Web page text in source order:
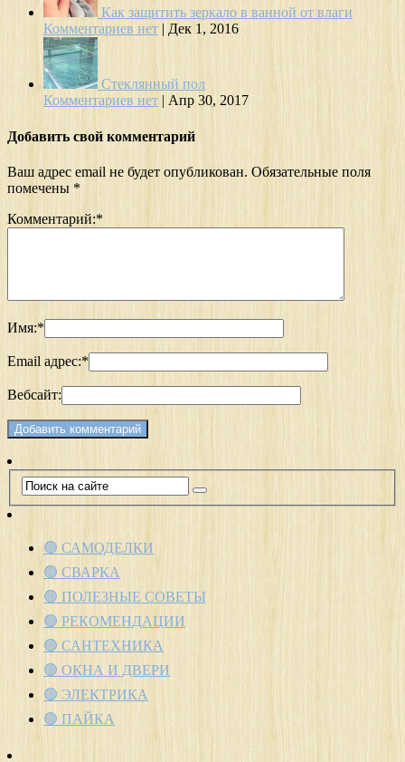
Как защитить зеркало в ванной от влаги
Комментариев нет | Дек 1, 2016
Стеклянный пол
Комментариев нет | Апр 30, 2017
Добавить свой комментарий
Ваш адрес email не будет опубликован. Обязательные поля
помечены *
Комментарий:*
Имя:*
Email адрес:*
Вебсайт:
🟢 САМОДЕЛКИ
🟢 СВАРКА
🟢 ПОЛЕЗНЫЕ СОВЕТЫ
🟢 РЕКОМЕНДАЦИИ
🟢 САНТЕХНИКА
🟢 ОКНА И ДВЕРИ
🟢 ЭЛЕКТРИКА
🟢 ПАЙКА